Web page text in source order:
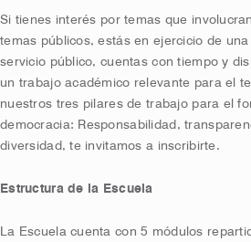
Si tienes interés por temas que
temas públicos, estás en ejercicio de
servicio público, cuentas con tiempo y
un trabajo académico relevante para el
nuestros tres pilares de trabajo para el
democracia: Responsabilidad,
diversidad, te invitamos a inscribirte.
Estructura de la Escuela
La Escuela cuenta con 5 módulos